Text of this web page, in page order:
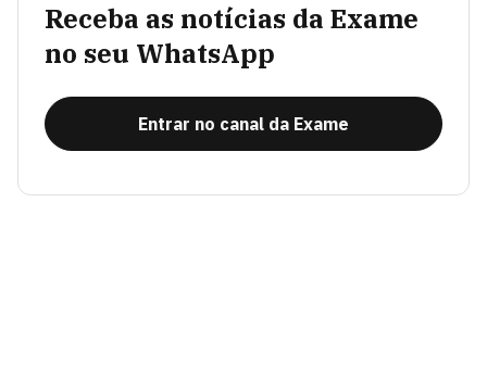
Receba as notícias da Exame
no seu WhatsApp
Entrar no canal da Exame